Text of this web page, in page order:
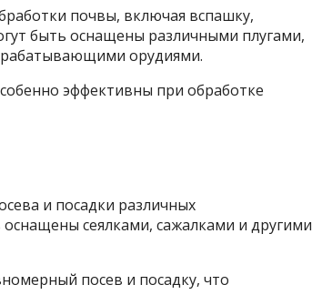
почвы, включая вспашку,
быть оснащены различными плугами,
орудиями.
эффективны при обработке
и посадки различных
оснащены сеялками, сажалками и другими
посев и посадку, что